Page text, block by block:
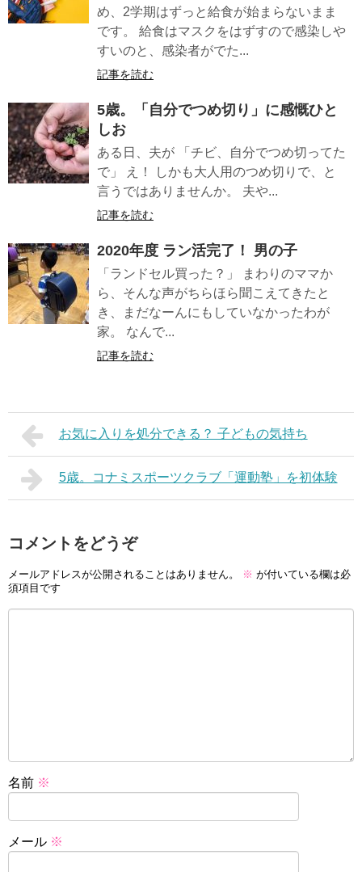
め、2学期はずっと給食が始まらないまま
です。 給食はマスクをはずすので感染しや
すいのと、感染者がでた...
記事を読む
5歳。「自分でつめ切り」に感慨ひと
しお
ある日、夫が 「チビ、自分でつめ切ってた
で」 え！ しかも大人用のつめ切りで、と
言うではありませんか。 夫や...
記事を読む
2020年度 ラン活完了！ 男の子
「ランドセル買った？」 まわりのママか
ら、そんな声がちらほら聞こえてきたと
き、まだなーんにもしていなかったわが
家。 なんで...
記事を読む
お気に入りを処分できる？ 子どもの気持ち
5歳。コナミスポーツクラブ「運動塾」を初体験
コメントをどうぞ
メールアドレスが公開されることはありません。 ※ が付いている欄は必
須項目です
名前 ※
メール ※